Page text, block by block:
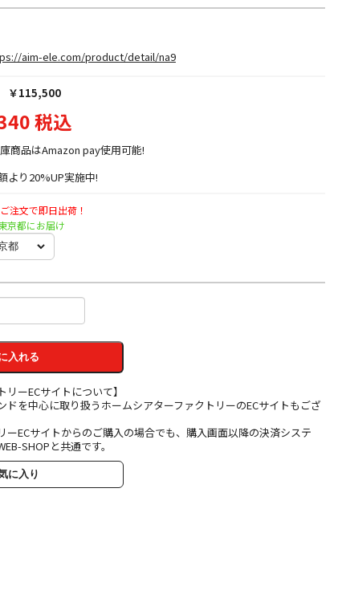
aim-ele.com/product/detail/na9
￥115,500
税込
商品はAmazon pay使用可能!
より20%UP実施中!
注文で即日出荷！
京都にお届け
入れる
リーECサイトについて】
ドを中心に取り扱うホームシアターファクトリーのECサイトもござ
ーECサイトからのご購入の場合でも、購入画面以降の決済システ
SHOPと共通です。
に入り